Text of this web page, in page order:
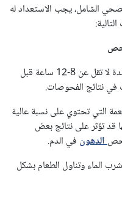
الشامل، يجب الاستعداد له
يجب الامتناع عن تناول الطعام والشراب لمدة لا تقل عن 8-12 ساعة قبل
نتائج الفحوصات.
التي تحتوي على نسبة عالية
قد تؤثر على نتائج بعض
الدهون في الدم.
الماء وتناول الطعام بشكل